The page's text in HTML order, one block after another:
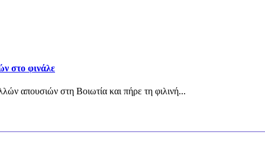
στο φινάλε
απουσιών στη Βοιωτία και πήρε τη φιλινή...